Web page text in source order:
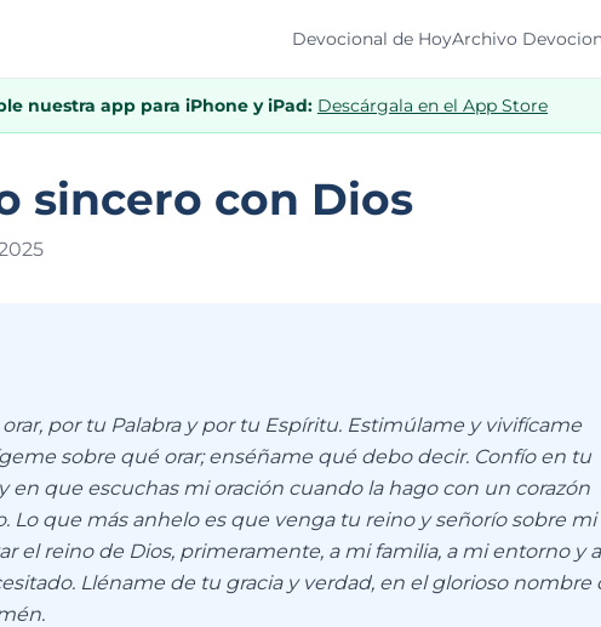
Devocional de HoyArchivo
nuestra app para iPhone y iPad: Descárgala en el App Store
sincero con Dios
5
por tu Palabra y por tu Espíritu. Estimúlame y vivifícame
sobre qué orar; enséñame qué debo decir. Confío en tu
en que escuchas mi oración cuando la hago con un corazón
Lo que más anhelo es que venga tu reino y señorío sobre mi
el reino de Dios, primeramente, a mi familia, a mi entorno y a
Lléname de tu gracia y verdad, en el glorioso nombre